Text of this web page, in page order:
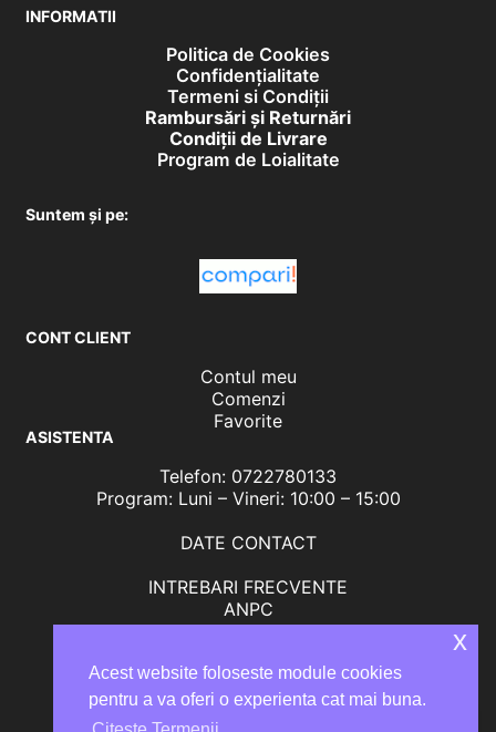
INFORMATII
Politica de Cookies
Confidențialitate
Termeni si Condiții
Rambursări și Returnări
Condiţii de Livrare
Program de Loialitate
Suntem și pe:
CONT CLIENT
Contul meu
Comenzi
Favorite
ASISTENTA
Telefon: 0722780133
Program: Luni – Vineri: 10:00 – 15:00
DATE CONTACT
INTREBARI FRECVENTE
ANPC
Solutionarea litigiilor
Acest website foloseste module cookies
pentru a va oferi o experienta cat mai buna.
x